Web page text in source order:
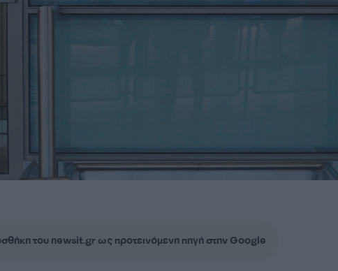
του newsit.gr ως προτεινόμενη πηγή στην Google